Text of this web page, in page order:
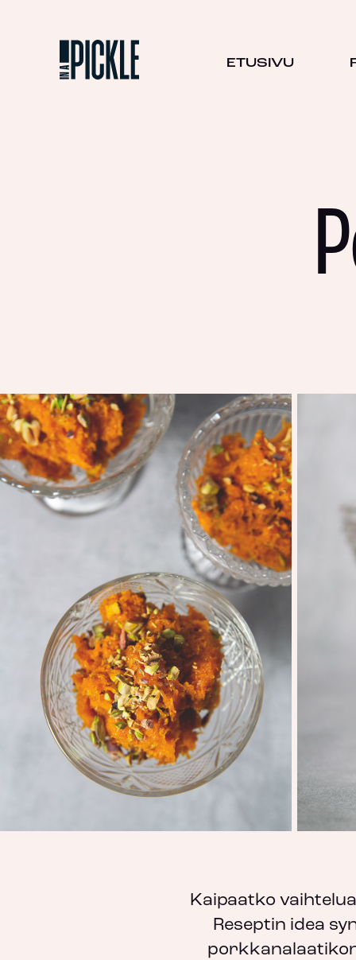
ETUSIVU
Kaipaatko
Reseptin idea